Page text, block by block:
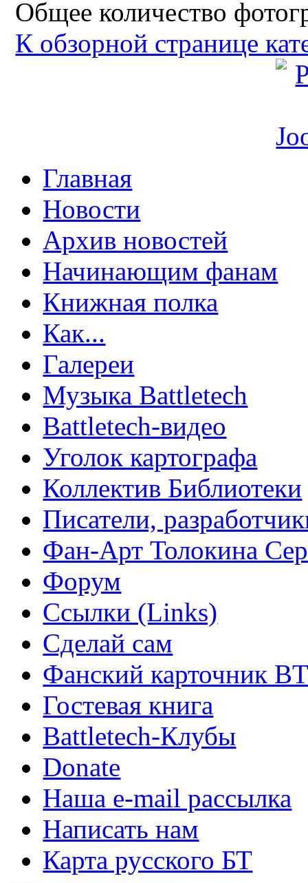
Общее количество
К обзорной странице
Главная
Новости
Архив новостей
Начинающим фанам
Книжная полка
Как...
Галереи
Музыка Battletech
Battletech-видео
Уголок картографа
Коллектив Библиотеки
Писатели,
Фан-Арт Толокина
Форум
Ссылки (Links)
Сделай сам
Фанский карточник
Гостевая книга
Battletech-Клубы
Donate
Наша e-mail рассылка
Написать нам
Карта русского БТ